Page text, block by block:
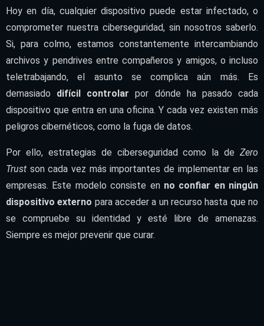
Hoy en día, cualquier dispositivo puede estar infectado, o
comprometer nuestra ciberseguridad, sin nosotros saberlo.
Si, para colmo, estamos constantemente intercambiando
archivos y pendrives entre compañeros y amigos, o incluso
teletrabajando, el asunto se complica aún más. Es
demasiado difícil controlarpor dónde ha pasado cada
dispositivo que entra en una oficina. Y cada vez existen más
peligros cibernéticos, como la fuga de datos.
Por ello, estrategias de ciberseguridad como la de Zero
Trust son cada vez más importantes de implementar en las
empresas. Este modelo consiste en no confiar en ningún
dispositivo externo para acceder a un recurso hasta que no
se compruebe su identidad y esté libre de amenazas.
Siempre es mejor prevenir que curar.